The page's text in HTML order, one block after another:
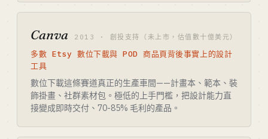
Canva 2013 · 創投支持（未上市，估值數十億美元）
多數 Etsy 數位下載與 POD 商品頁背後事實上的設計
工具
數位下載這條賽道真正的生產車間——計畫本、範本、裝
飾掛畫、社群素材包。極低的上手門檻，把設計能力直
接變成即時交付、70-85% 毛利的產品。